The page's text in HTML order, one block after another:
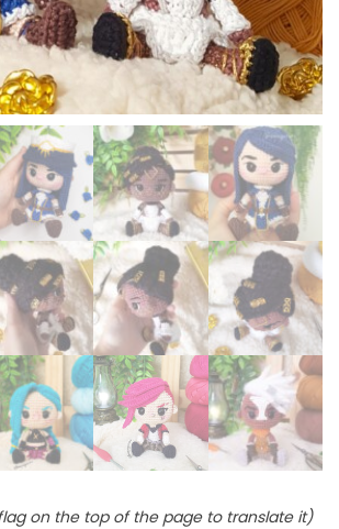
on the top of the page to translate it)